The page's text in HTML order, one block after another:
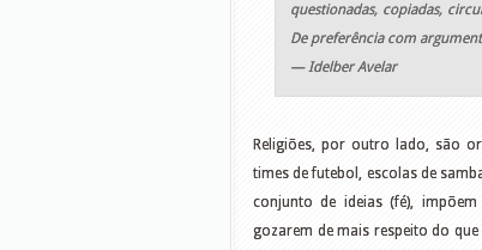
questionadas, copiadas,
De preferência com
— Idelber Avelar
Religiões, por outro lado, são
times de futebol, escolas de
conjunto de ideias (fé),
gozarem de mais respeito do